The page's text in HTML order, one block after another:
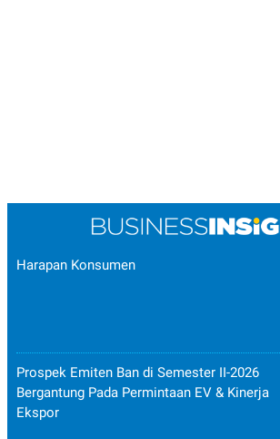
Harapan Konsumen
Prospek Emiten Ban di Semester II-2026
Bergantung Pada Permintaan EV & Kinerja
Ekspor